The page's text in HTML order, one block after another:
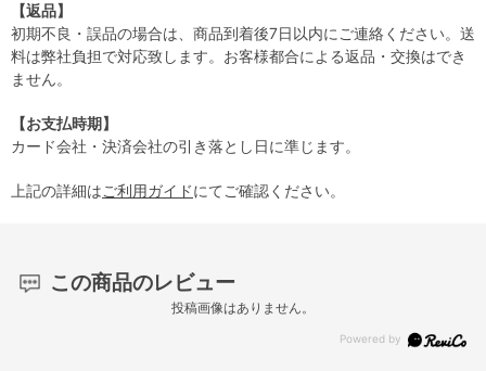
【返品】
初期不良・誤品の場合は、商品到着後7日以内にご連絡ください。送
料は弊社負担で対応致します。お客様都合による返品・交換はでき
ません。
【お支払時期】
カード会社・決済会社の引き落とし日に準じます。
上記の詳細はご利用ガイドにてご確認ください。
この商品のレビュー
投稿画像はありません。